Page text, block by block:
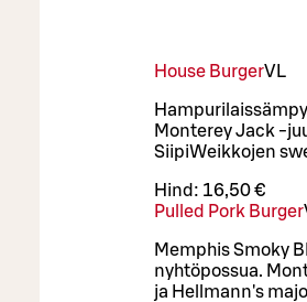
House BurgerVL
Monterey Jack -
SiipiWeikkojen
Hind: 16,50 €
Pulled Pork Burger
Memphis Smoky
nyhtöpossua.
ja Hellmann's